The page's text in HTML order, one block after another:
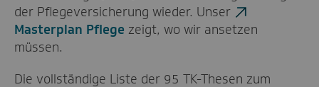
der Pflegeversicherung wieder. Unser
Masterplan Pflege zeigt, wo wir ansetzen
müssen.
Die vollständige Liste der 95 TK-Thesen zum